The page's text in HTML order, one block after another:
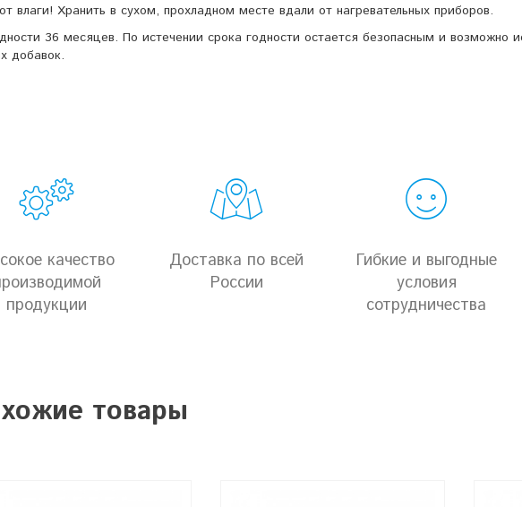
влаги! Хранить в сухом, прохладном месте вдали от нагревательных приборов.
36 месяцев. По истечении срока годности остается безопасным и возможно
добавок.
качество
продукции
Доставка по всей
России
Гибкие и выгодные
условия
сотрудничества
товары